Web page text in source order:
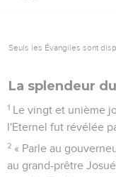
Seuls les Évangiles sont
La splendeur
1 Le vingt et unième
l'Eternel fut révélée
2 « Parle au
au grand-prêtre